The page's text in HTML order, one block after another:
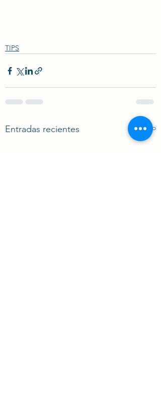
TIPS
Entradas recientes Ver todo